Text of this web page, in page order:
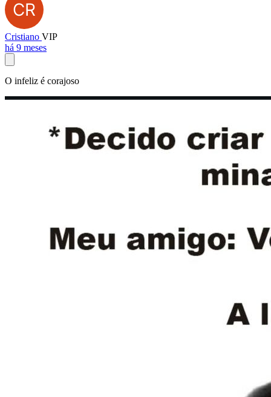
Cristiano VIP
há 9 meses
O infeliz é corajoso